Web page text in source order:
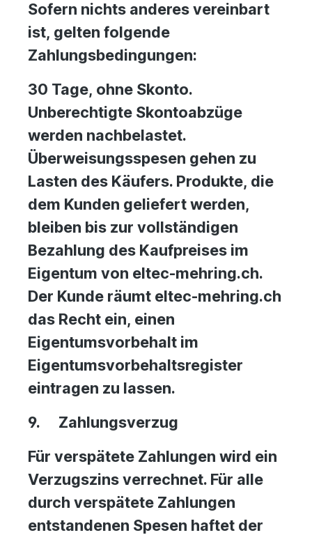
Sofern nichts anderes vereinbart
ist, gelten folgende
Zahlungsbedingungen:
30 Tage, ohne Skonto.
Unberechtigte Skontoabzüge
werden nachbelastet.
Überweisungsspesen gehen zu
Lasten des Käufers. Produkte, die
dem Kunden geliefert werden,
bleiben bis zur vollständigen
Bezahlung des Kaufpreises im
Eigentum von eltec-mehring.ch.
Der Kunde räumt eltec-mehring.ch
das Recht ein, einen
Eigentumsvorbehalt im
Eigentumsvorbehaltsregister
eintragen zu lassen.
9.
Zahlungsverzug
Für verspätete Zahlungen wird ein
Verzugszins verrechnet. Für alle
durch verspätete Zahlungen
entstandenen Spesen haftet der